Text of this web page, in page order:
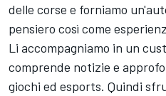
delle corse e forniamo
pensiero così come
Li accompagniamo in un
comprende notizie e
giochi ed esports. Quindi